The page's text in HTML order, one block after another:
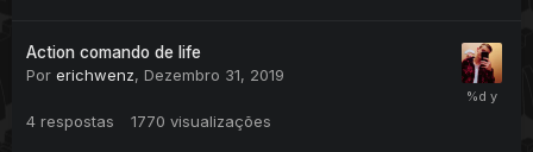
Action comando de life
Por erichwenz, Dezembro 31, 2019
4 respostas 1770 visualizações